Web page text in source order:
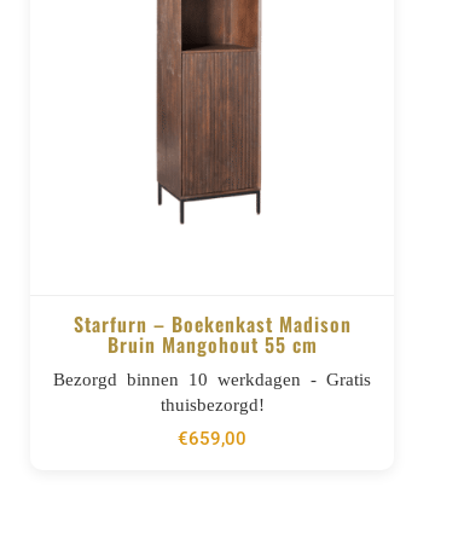
BESTELLEN
Starfurn – Boekenkast Madison
Bruin Mangohout 55 cm
Bezorgd binnen 10 werkdagen - Gratis
thuisbezorgd!
€659,00